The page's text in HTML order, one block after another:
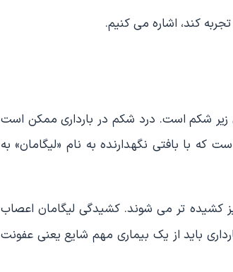
زیر شکم است. درد شکم در بارداری ممکن است
با بافتی نگهدارنده به نام «لیگامان» به
کشیده تر می شوند. کشیدگی لیگامان اعصاب
باید از یک بیماری مهم شایع یعنی عفونت